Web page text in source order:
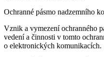
Ochranné pásmo nadzemního
Vznik a vymezení ochranného
vedení a činnosti v tomto
o elektronických komunikacích.